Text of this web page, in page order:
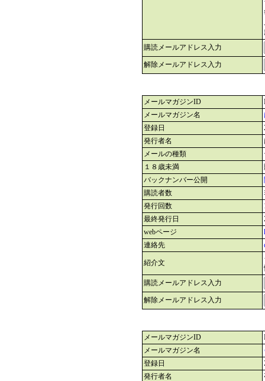
購読メールアドレス入力
解除メールアドレス入力
メールマガジンID
メールマガジン名
登録日
発行者名
メールの種類
１８歳未満
バックナンバー公開
購読者数
発行回数
最終発行日
webページ
連絡先
紹介文
購読メールアドレス入力
解除メールアドレス入力
メールマガジンID
メールマガジン名
登録日
発行者名